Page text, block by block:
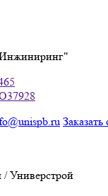
Универстрой